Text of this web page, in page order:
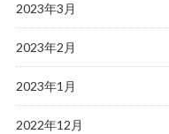
2023年3月
2023年2月
2023年1月
2022年12月